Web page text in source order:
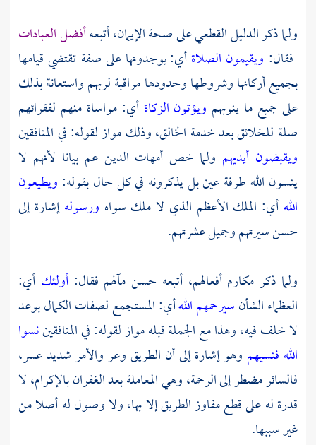
ولما ذكر الدليل القطعي على صحة الإيمان، أتبعهأفضل العبادات
فقال: ويقيمون الصلاةأي: يوجدونها على صفة تقتضي قيامها
بجميع أركانها وشروطها وحدودها مراقبة لربهم واستعانة بذلك
على جميع ما ينوبهم ويؤتون الزكاةأي: مواساة منهم لفقرائهم
صلة للخلائق بعد خدمة الخالق، وذلك مواز لقوله: في المنافقين
ويقبضون أيديهم ولما خص أمهات الدين عم بيانا لأنهم لا
ينسون الله طرفة عين بل يذكرونه في كل حال بقوله: ويطيعون
اللهأي: الملك الأعظم الذي لا ملك سواه ورسولهإشارة إلى
حسن سيرتهم وجميل عشرتهم.
ولما ذكر مكارم أفعالهم، أتبعه حسن مآلهم فقال: أولئك أي:
العظماء الشأنسيرحمهم اللهأي: المستجمع لصفات الكمال بوعد
لا خلف فيه، وهذا مع الجملة قبله مواز لقوله: في المنافقيننسوا
الله فنسيهم وهو إشارة إلى أن الطريق وعر والأمر شديد عسر،
فالسائر مضطر إلى الرحمة، وهي المعاملة بعد الغفران بالإكرام، لا
قدرة له على قطع مفاوز الطريق إلا بها، ولا وصول له أصلا من
غير سببها.